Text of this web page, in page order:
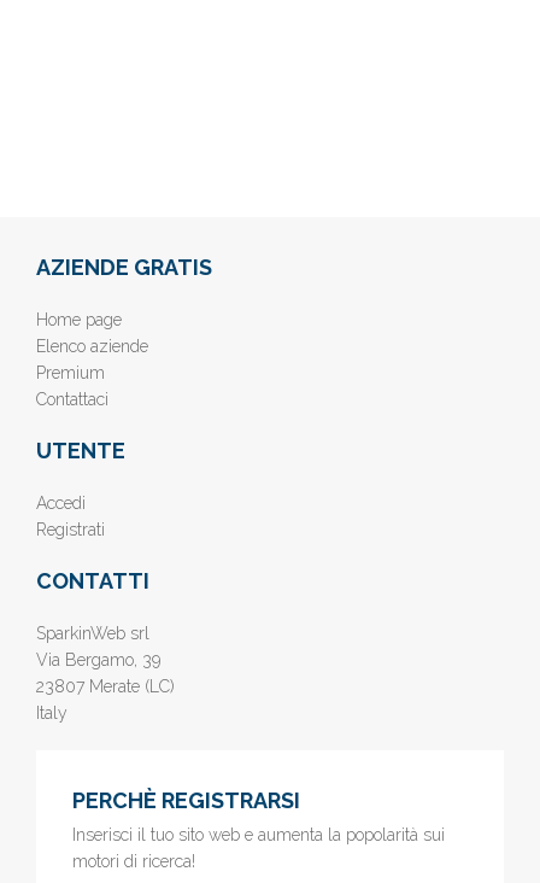
AZIENDE GRATIS
Home page
Elenco aziende
Premium
Contattaci
UTENTE
Accedi
Registrati
CONTATTI
SparkinWeb srl
Via Bergamo, 39
23807 Merate (LC)
Italy
PERCHÈ REGISTRARSI
Inserisci il tuo sito web e aumenta la popolarità sui
motori di ricerca!